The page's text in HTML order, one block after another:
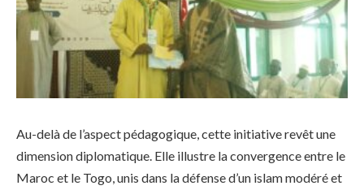
Au-delà de l’aspect pédagogique, cette initiative revêt une
dimension diplomatique. Elle illustre la convergence entre le
Maroc et le Togo, unis dans la défense d’un islam modéré et